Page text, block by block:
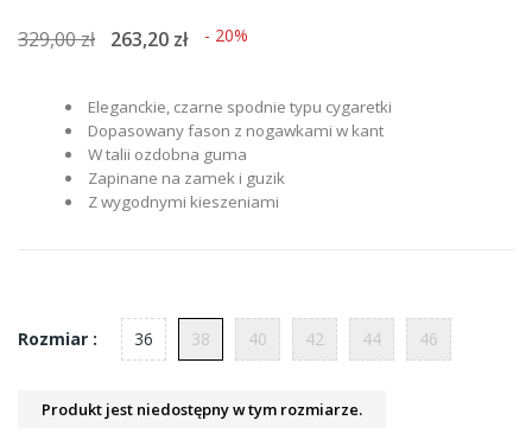
329,00 zł 263,20 zł - 20%
Eleganckie, czarne spodnie typu cygaretki
Dopasowany fason z nogawkami w kant
W talii ozdobna guma
Zapinane na zamek i guzik
Z wygodnymi kieszeniami
Rozmiar : 36 38 40 42 44 46
Produkt jest niedostępny w tym rozmiarze.